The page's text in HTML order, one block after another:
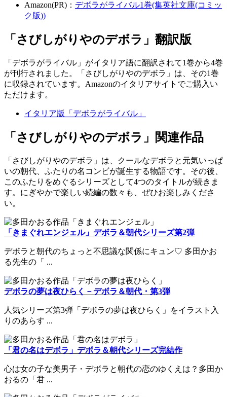
Amazon(PR)： デボラがライバル1巻(集英社文庫(コミッ
ク版))
「さびしがりやのデボラ」翻訳版
「デボラがライバル」がイタリア語に翻訳されて1巻から4巻
が刊行されました。「さびしがりやのデボラ」は、その1巻
に収録されています。Amazonのイタリアサイトでご購入い
ただけます。
イタリア版「デボラがライバル」
「さびしがりやのデボラ」関連作品
「さびしがりやのデボラ」は、クールなデボラと元気いっぱ
いの朝代、ふたりの名コンビが誕生する物語です。その後、
このふたりをめぐるシリーズとして4つのタイトルが続きま
す。にぎやかで楽しい続編の数々も、ぜひお楽しみくださ
い。
「きまぐれエンジェル」デボラ＆朝代シリーズ第2弾
デボラと朝代のちょっと不思議な関係にキュン♡ 多田かお
る先生の「 ...
デボラの夢は夜ひらく－デボラ＆朝代・第3弾
人気シリーズ第3弾「デボラの夢は夜ひらく」をイラスト入
りのあらす ...
「君の名はデボラ」デボラ＆朝代シリーズ完結作
心は女の子な美男子・デボラと朝代の恋のゆくえは？多田か
おるの「君 ...